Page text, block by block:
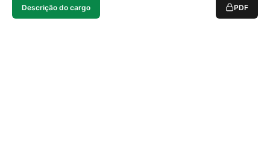
Descrição do cargo PDF